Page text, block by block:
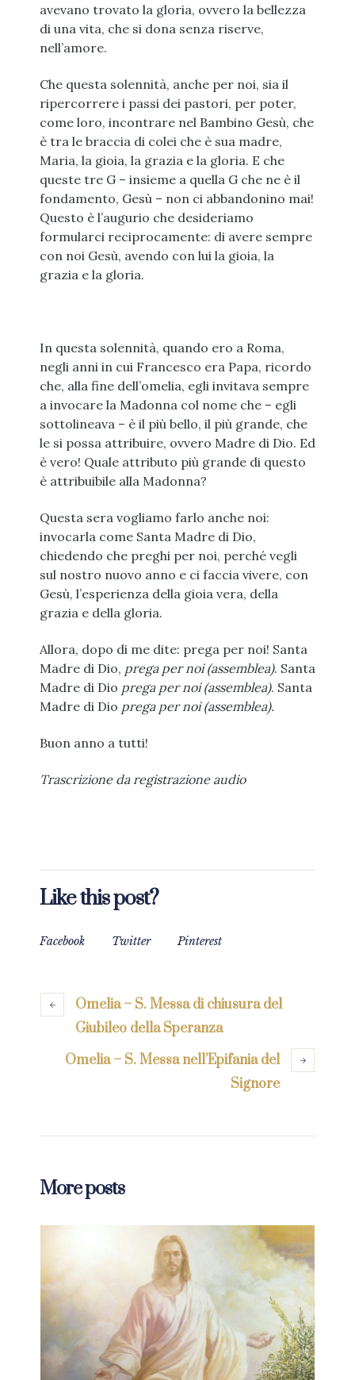
avevano trovato la gloria, ovvero la bellezza
di una vita, che si dona senza riserve,
nell’amore.
Che questa solennità, anche per noi, sia il
ripercorrere i passi dei pastori, per poter,
come loro, incontrare nel Bambino Gesù, che
è tra le braccia di colei che è sua madre,
Maria, la gioia, la grazia e la gloria. E che
queste tre G – insieme a quella G che ne è il
fondamento, Gesù – non ci abbandonino mai!
Questo è l’augurio che desideriamo
formularci reciprocamente: di avere sempre
con noi Gesù, avendo con lui la gioia, la
grazia e la gloria.
In questa solennità, quando ero a Roma,
negli anni in cui Francesco era Papa, ricordo
che, alla fine dell’omelia, egli invitava sempre
a invocare la Madonna col nome che – egli
sottolineava – è il più bello, il più grande, che
le si possa attribuire, ovvero Madre di Dio. Ed
è vero! Quale attributo più grande di questo
è attribuibile alla Madonna?
Questa sera vogliamo farlo anche noi:
invocarla come Santa Madre di Dio,
chiedendo che preghi per noi, perché vegli
sul nostro nuovo anno e ci faccia vivere, con
Gesù, l’esperienza della gioia vera, della
grazia e della gloria.
Allora, dopo di me dite: prega per noi! Santa
Madre di Dio, prega per noi (assemblea). Santa
Madre di Dio prega per noi (assemblea). Santa
Madre di Dio prega per noi (assemblea).
Buon anno a tutti!
Trascrizione da registrazione audio
Like this post?
Facebook Twitter Pinterest
Omelia – S. Messa di chiusura del
Giubileo della Speranza
Omelia – S. Messa nell’Epifania del
Signore
More posts